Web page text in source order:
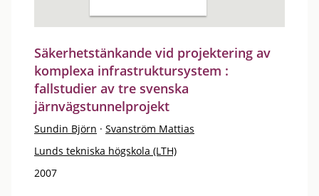
Säkerhetstänkande vid projektering av
komplexa infrastruktursystem :
fallstudier av tre svenska
järnvägstunnelprojekt
Sundin Björn · Svanström Mattias
Lunds tekniska högskola (LTH)
2007